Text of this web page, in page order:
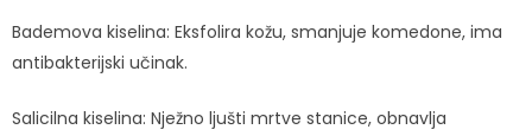
Bademova kiselina: Eksfolira kožu, smanjuje komedone, ima
antibakterijski učinak.
Salicilna kiselina: Nježno ljušti mrtve stanice, obnavlja